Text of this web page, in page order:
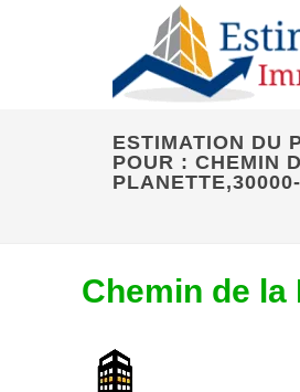
ESTIMATION DU
POUR : CHEMIN
Chemin de la